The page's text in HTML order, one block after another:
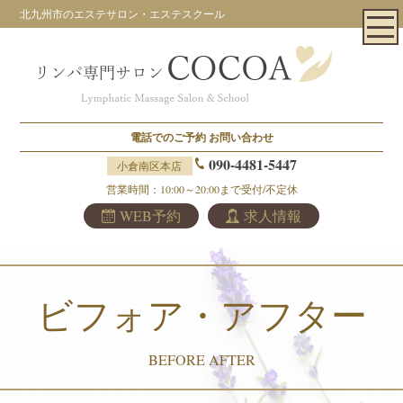
北九州市のエステサロン・エステスクール
電話でのご予約お問い合わせ
小倉南区本店 090-4481-5447
営業時間：10:00～20:00まで受付/不定休
WEB予約 求人情報
ビフォア・アフター
BEFORE AFTER